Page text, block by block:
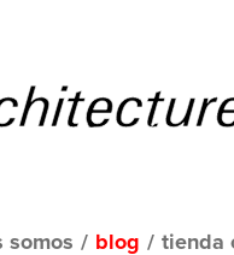
somos / blog / tienda